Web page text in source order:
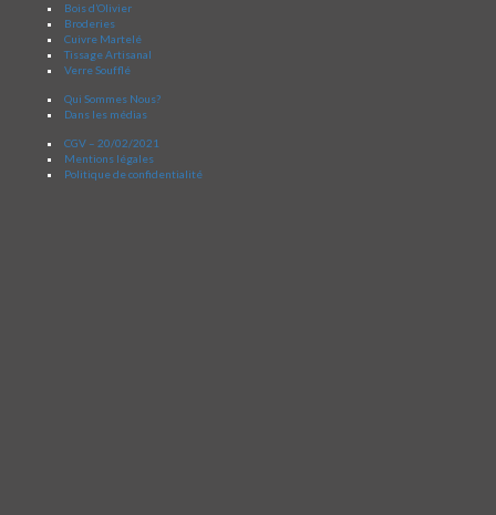
Bois d’Olivier
Broderies
Cuivre Martelé
Tissage Artisanal
Verre Soufflé
Qui Sommes Nous?
Dans les médias
CGV – 20/02/2021
Mentions légales
Politique de confidentialité